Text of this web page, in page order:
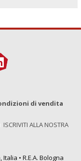
di vendita
ISCRIVITI ALLA NOSTRA
• R.E.A. Bologna